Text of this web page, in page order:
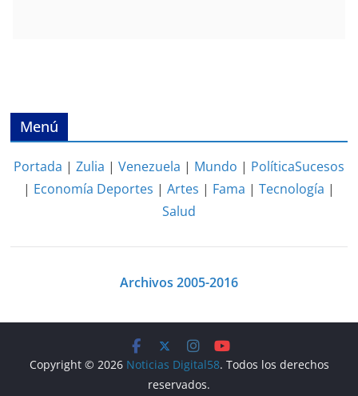
Menú
Portada | Zulia | Venezuela | Mundo | PolíticaSucesos
| Economía Deportes | Artes | Fama | Tecnología |
Salud
Archivos 2005-2016
Copyright © 2026 Noticias Digital58. Todos los derechos
reservados.